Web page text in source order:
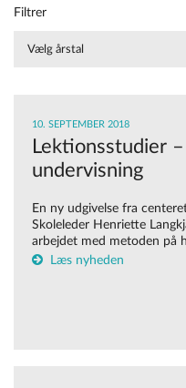
Filtrer
10. SEPTEMBER 2018
Lektionsstudier
undervisning
En ny udgivelse fra
Skoleleder Henriette
arbejdet med metoden på
Læs nyheden